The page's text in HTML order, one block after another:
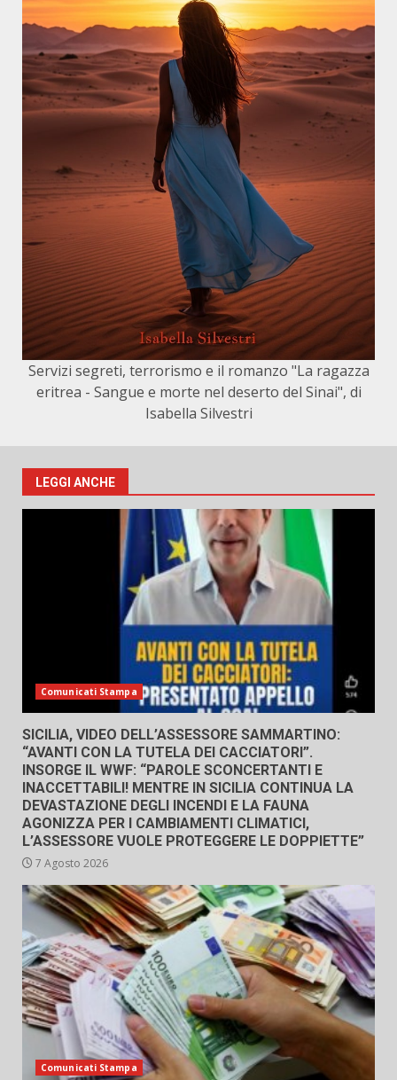
Servizi segreti, terrorismo e il romanzo "La ragazza
eritrea - Sangue e morte nel deserto del Sinai", di
Isabella Silvestri
LEGGI ANCHE
Comunicati Stampa
SICILIA, VIDEO DELL’ASSESSORE SAMMARTINO:
“AVANTI CON LA TUTELA DEI CACCIATORI”.
INSORGE IL WWF: “PAROLE SCONCERTANTI E
INACCETTABILI! MENTRE IN SICILIA CONTINUA LA
DEVASTAZIONE DEGLI INCENDI E LA FAUNA
AGONIZZA PER I CAMBIAMENTI CLIMATICI,
L’ASSESSORE VUOLE PROTEGGERE LE DOPPIETTE”
7 Agosto 2026
Comunicati Stampa